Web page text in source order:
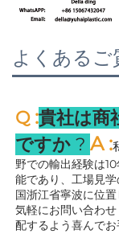
よくあるご
Q :貴社は商
ですか ? A :
野での輸出経験は
能であり、工場見
国浙江省寧波に位
気軽にお問い合わ
配するよう喜んで